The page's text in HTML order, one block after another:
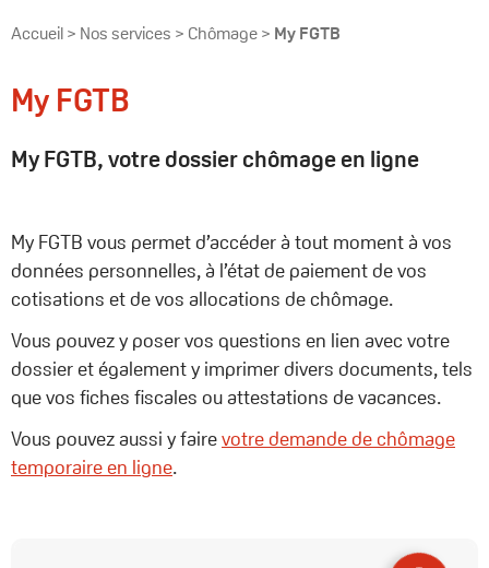
Accueil> Nos services > Chômage> My FGTB
My FGTB
My FGTB, votre dossier chômage en ligne
My FGTB vous permet d’accéder à tout moment à vos
données personnelles, à l’état de paiement de vos
cotisations et de vos allocations de chômage.
Vous pouvez y poser vos questions en lien avec votre
dossier et également y imprimer divers documents, tels
que vos fiches fiscales ou attestations de vacances.
Vous pouvez aussi y fairevotre demande de chômage
temporaire en ligne.